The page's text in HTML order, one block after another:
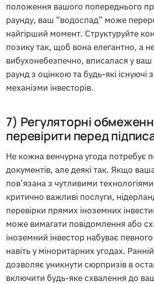
положення вашого попереднього
раунду, ваш “водоспад” може
найгірший момент. Структуруйте
позику так, щоб вона елегантно, а
вибухонебезпечно, вписалася у ваш
раунд з оцінкою та будь-які існуючі
механізми інвесторів.
7) Регуляторні
перевірити перед
Не кожна венчурна угода потребує
документів, але деякі так. Якщо
пов’язана з чутливими
критично важливі послуги,
перевірки прямих іноземних
може вимагати повідомлення або
іноземний інвестор набуває
навіть у міноритарних угодах.
дозволяє уникнути сюрпризів в
включити будь-яке схвалення до